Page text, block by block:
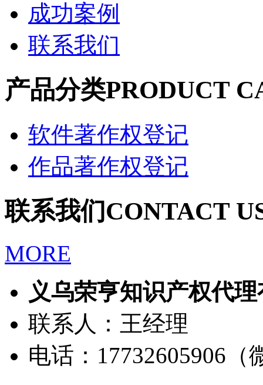
成功案例
联系我们
产品分类PRODUCT
软件著作权登记
作品著作权登记
联系我们CONTACT
MORE
义乌荣亨知识产权代
联系人：王经理
电话：17732605906（